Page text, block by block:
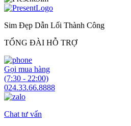
Sim Đẹp Dẫn Lối Thành Công
TỔNG ĐÀI HỖ TRỢ
Gọi mua hàng
(7:30 - 22:00)
024.33.66.8888
Chat tư vấn